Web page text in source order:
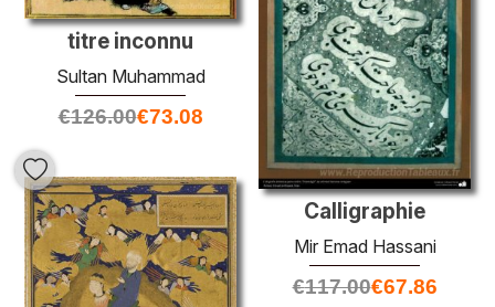
titre inconnu
Sultan Muhammad
€126.00€73.08
Calligraphie
Mir Emad Hassani
€117.00€67.86